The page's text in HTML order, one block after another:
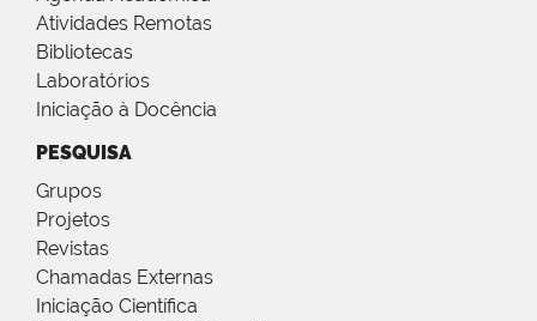
Atividades Remotas
Bibliotecas
Laboratórios
Iniciação à Docência
PESQUISA
Grupos
Projetos
Revistas
Chamadas Externas
Iniciação Científica